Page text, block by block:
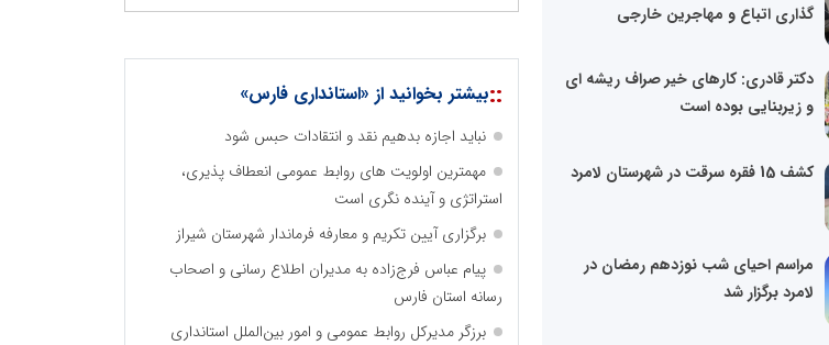
گذاری اتباع و مهاجرین خارجی
دکتر قادری: کارهای خیر صراف ریشه ای
و زیربنایی بوده است
کشف 15 فقره سرقت در شهرستان لامرد
مراسم احیای شب نوزدهم رمضان در
لامرد برگزار شد
::بیشتر بخوانید از «استانداری فارس»
نباید اجازه بدهیم نقد و انتقادات حبس شود
مهمترین اولویت های روابط عمومی انعطاف پذیری،
استراتژی و آینده نگری است
برگزاری آیین تکریم و معارفه فرماندار شهرستان شیراز
پیام عباس فرج‌زاده به مدیران اطلاع رسانی و اصحاب
رسانه استان فارس
برزگر مدیرکل روابط عمومی و امور بین‌الملل استانداری